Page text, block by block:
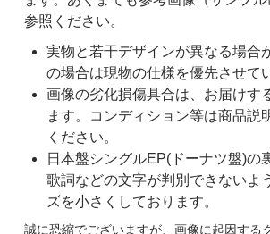
参照ください。
実物と若干デザインが異なる場合
の場合は現物の仕様を優先させて
画像の劣化損傷具合は、お届けす
ます。コンディション等は商品説
ください。
日本盤シングルEP(ドーナツ盤)の
歌詞などの文字が判別できないよ
ズを小さくしております。
誠に恐縮でございますが、画像に起因する